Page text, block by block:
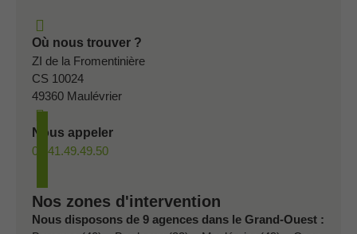
Où nous trouver ?
ZI de la Fromentinière
CS 10024
49360 Maulévrier
Nous appeler
02.41.49.49.50
Nos zones d'intervention
Nous disposons de 9 agences dans le Grand-Ouest :